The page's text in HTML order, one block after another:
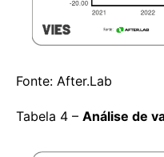
Fonte: After.Lab
Tabela 4 – Análise de